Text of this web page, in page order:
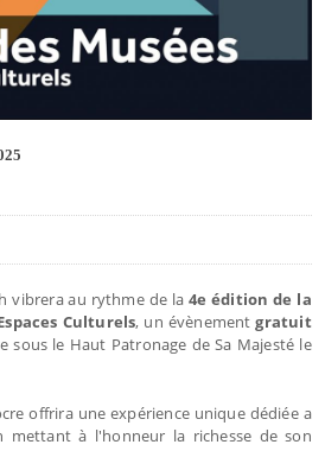
vibrera au rythme de la 4e édition de la
Culturels, un évènementgratuit
sous le Haut Patronage de Sa Majesté le
offrira une expérience unique dédiée a
mettant à l'honneur la richesse de son